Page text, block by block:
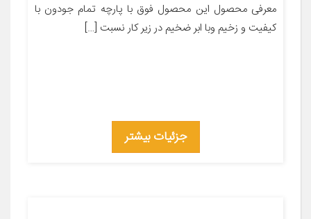
معرفی محصول این محصول فوق با پارچه تمام جودون با
کیفیت و زخیم وبا ابر ضخیم در زیر کار نسبت […]
جزئیات بیشتر